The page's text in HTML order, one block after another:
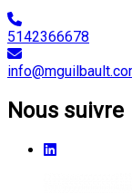
5142366678
Nous suivre